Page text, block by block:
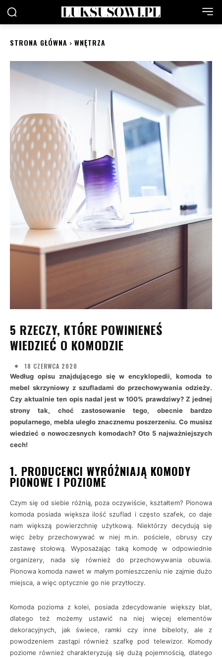
STRONA GŁÓWNA WNĘTRZA
5 RZECZY, KTÓRE POWINIENEŚ
WIEDZIEĆ O KOMODZIE
18 CZERWCA 2020
Według opisu znajdującego się w encyklopedii, komoda to
mebel skrzyniowy z szufladami do przechowywania odzieży.
Czy aktualnie ten opis nadal jest w 100% prawdziwy? Z jednej
strony tak, choć zastosowanie tego, obecnie bardzo
popularnego, mebla uległo znacznemu poszerzeniu. Co musisz
wiedzieć o nowoczesnych komodach? Oto 5 najważniejszych
cech!
1. PRODUCENCI WYRÓŻNIAJĄ KOMODY
PIONOWE I POZIOME
Czym się od siebie różnią, poza oczywiście, kształtem? Pionowa
komoda posiada większa ilość szuflad i często szafek, co daje
nam większą powierzchnię użytkową. Niektórzy decydują się
więc żeby przechowywać w niej m.in. pościele, obrusy czy
zastawę stołową. Wyposażając taką komodę w odpowiednie
organizery, nada się również do przechowywania obuwia.
Pionowa komoda nawet w małym pomieszczeniu nie zajmie dużo
miejsca, a więc optycznie go nie przytłoczy.
Komoda pozioma z kolei, posiada zdecydowanie większy blat,
dlatego też możemy ustawić na niej więcej elementów
dekoracyjnych, jak świece, ramki czy inne bibeloty, ale z
powodzeniem zastąpi również szafkę pod telewizor. Komody
poziome również charakteryzują się dużą pojemnością, dlatego